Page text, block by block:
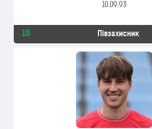
10.09.93
10 Півзахисник